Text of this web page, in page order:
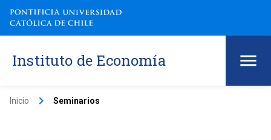
Instituto de Economía
Inicio keyboard_arrow_right Seminarios